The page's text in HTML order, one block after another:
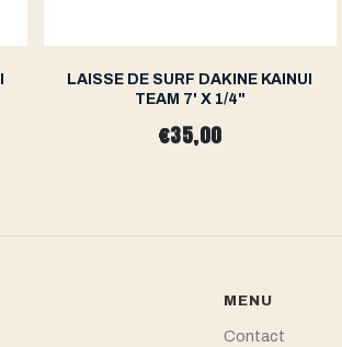
LAISSE DE SURF DAKINE KAINUI
TEAM 7' X 1/4"
€35,00
MENU
Contact